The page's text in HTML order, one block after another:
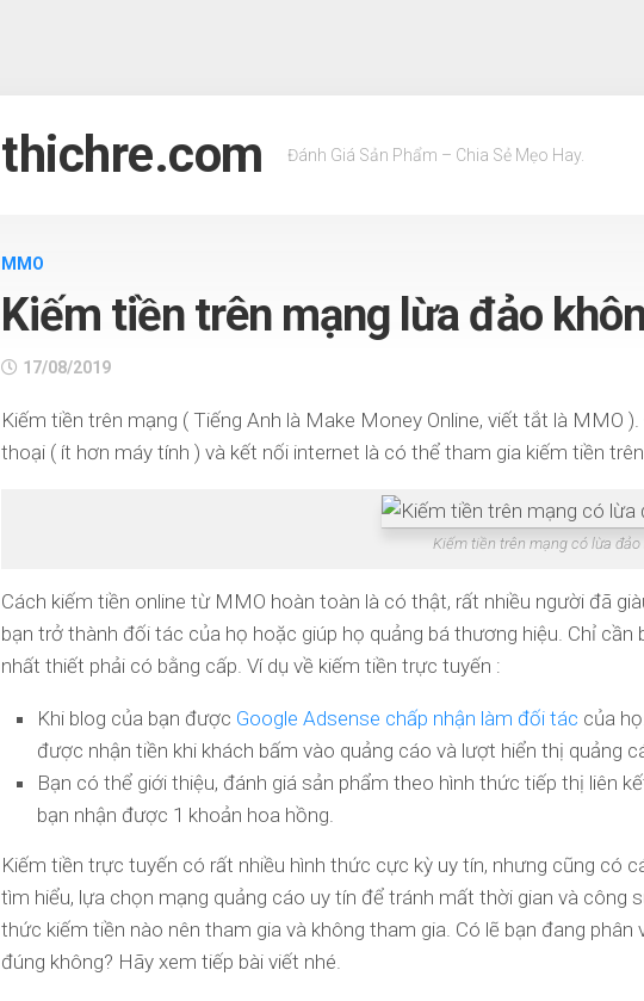
thichre.com Đánh Giá Sản Phẩm – Chia Sẻ Mẹo Hay.
MMO
Kiếm tiền trên mạng lừa đảo
17/08/2019
Kiếm tiền trên mạng ( Tiếng Anh là Make Money Online, viết tắt là MMO
thoại ( ít hơn máy tính ) và kết nối internet là có thể tham gia kiếm tiền
Kiếm tiền trên mạng có lừa đảo
Cách kiếm tiền online từ MMO hoàn toàn là có thật, rất nhiều người đã
bạn trở thành đối tác của họ hoặc giúp họ quảng bá thương hiệu. Chỉ
nhất thiết phải có bằng cấp. Ví dụ về kiếm tiền trực tuyến :
Khi blog của bạn được Google Adsense chấp nhận làm đối tác của
được nhận tiền khi khách bấm vào quảng cáo và lượt hiển thị quảng
Bạn có thể giới thiệu, đánh giá sản phẩm theo hình thức tiếp thị liên
bạn nhận được 1 khoản hoa hồng.
Kiếm tiền trực tuyến có rất nhiều hình thức cực kỳ uy tín, nhưng cũng có
tìm hiểu, lựa chọn mạng quảng cáo uy tín để tránh mất thời gian và công
thức kiếm tiền nào nên tham gia và không tham gia. Có lẽ bạn đang
đúng không? Hãy xem tiếp bài viết nhé.